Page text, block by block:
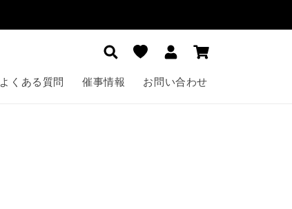
よくある質問 催事情報 お問い合わせ
ロ
グ
イ
ー